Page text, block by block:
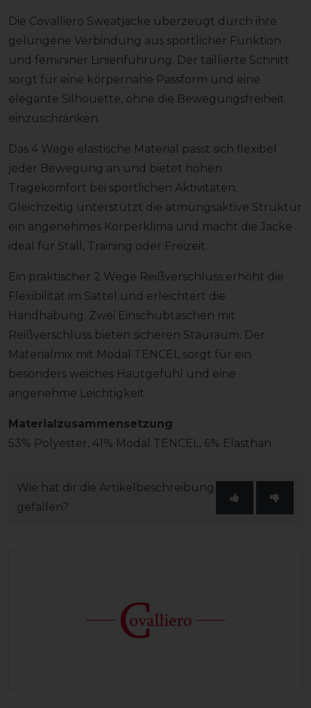
Die Covalliero Sweatjacke überzeugt durch ihre
gelungene Verbindung aus sportlicher Funktion
und femininer Linienführung. Der taillierte Schnitt
sorgt für eine körpernahe Passform und eine
elegante Silhouette, ohne die Bewegungsfreiheit
einzuschränken.
Das 4 Wege elastische Material passt sich flexibel
jeder Bewegung an und bietet hohen
Tragekomfort bei sportlichen Aktivitäten.
Gleichzeitig unterstützt die atmungsaktive Struktur
ein angenehmes Körperklima und macht die Jacke
ideal für Stall, Training oder Freizeit.
Ein praktischer 2 Wege Reißverschluss erhöht die
Flexibilität im Sattel und erleichtert die
Handhabung. Zwei Einschubtaschen mit
Reißverschluss bieten sicheren Stauraum. Der
Materialmix mit Modal TENCEL sorgt für ein
besonders weiches Hautgefühl und eine
angenehme Leichtigkeit.
Materialzusammensetzung
53% Polyester, 41% Modal TENCEL, 6% Elasthan
Wie hat dir die Artikelbeschreibung
gefallen?